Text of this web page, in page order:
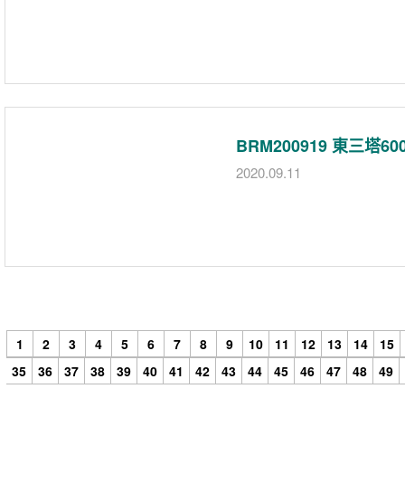
BRM200919 東三塔
2020.09.11
1 2 3 4 5 6 7 8 9 10 11 12 13 14
15
35
36 37 38 39 40 41 42 43 44 45 46 47 48 49